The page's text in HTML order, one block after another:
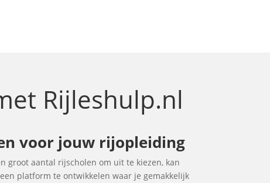
Rijleshulp.nl
voor jouw rijopleiding
groot aantal rijscholen om uit te kiezen, kan
platform te ontwikkelen waar je gemakkelijk